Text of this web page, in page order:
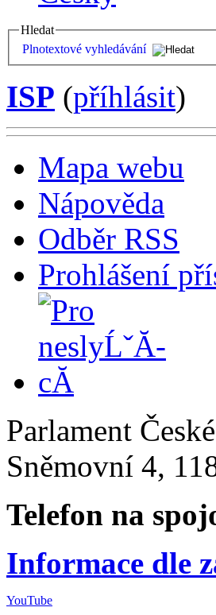
Hledat
Plnotextové vyhledávání
ISP (příhlásit)
Mapa webu
Nápověda
Odběr RSS
Prohlášení
Parlament
Sněmovní 4,
Telefon na
Informace dle
YouTube